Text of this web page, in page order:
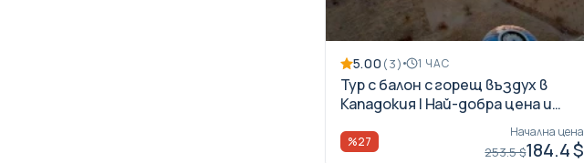
5.00 (3) 1 ЧАС
Тур с балон с горещ въздух в
Кападокия | Най-добра цена и
%27
Начална цена
253.5 $184.4 $